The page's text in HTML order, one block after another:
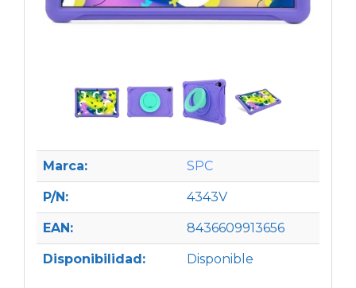
Marca: SPC
P/N: 4343V
EAN: 8436609913656
Disponibilidad: Disponible